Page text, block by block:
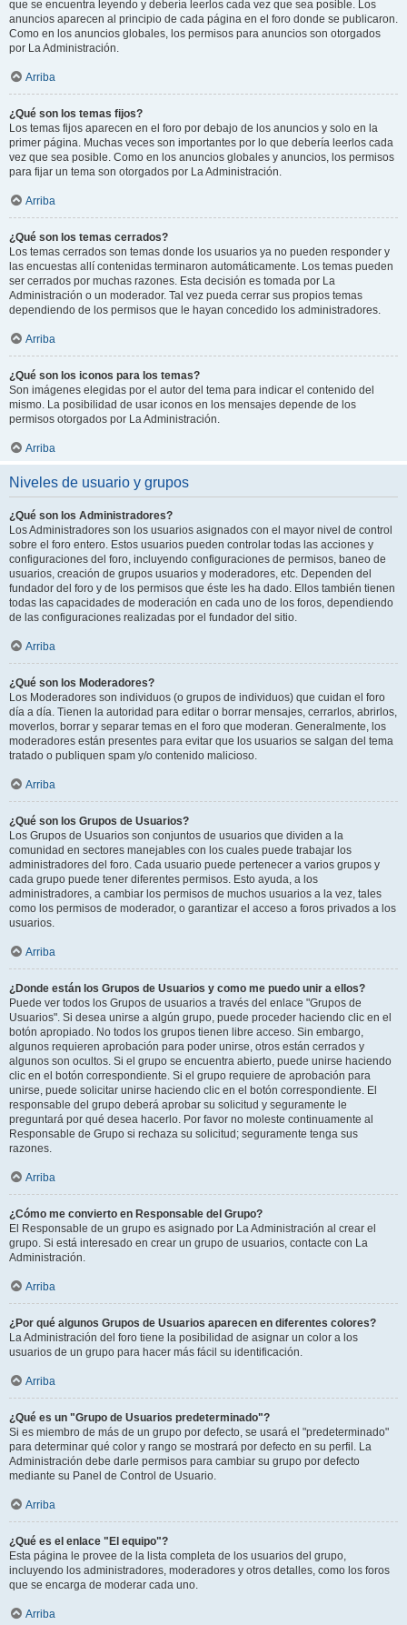
que se encuentra leyendo y debería leerlos cada vez que sea posible. Los
anuncios aparecen al principio de cada página en el foro donde se publicaron.
Como en los anuncios globales, los permisos para anuncios son otorgados
por La Administración.
Arriba
¿Qué son los temas fijos?
Los temas fijos aparecen en el foro por debajo de los anuncios y solo en la
primer página. Muchas veces son importantes por lo que debería leerlos cada
vez que sea posible. Como en los anuncios globales y anuncios, los permisos
para fijar un tema son otorgados por La Administración.
Arriba
¿Qué son los temas cerrados?
Los temas cerrados son temas donde los usuarios ya no pueden responder y
las encuestas allí contenidas terminaron automáticamente. Los temas pueden
ser cerrados por muchas razones. Esta decisión es tomada por La
Administración o un moderador. Tal vez pueda cerrar sus propios temas
dependiendo de los permisos que le hayan concedido los administradores.
Arriba
¿Qué son los iconos para los temas?
Son imágenes elegidas por el autor del tema para indicar el contenido del
mismo. La posibilidad de usar iconos en los mensajes depende de los
permisos otorgados por La Administración.
Arriba
Niveles de usuario y grupos
¿Qué son los Administradores?
Los Administradores son los usuarios asignados con el mayor nivel de control
sobre el foro entero. Estos usuarios pueden controlar todas las acciones y
configuraciones del foro, incluyendo configuraciones de permisos, baneo de
usuarios, creación de grupos usuarios y moderadores, etc. Dependen del
fundador del foro y de los permisos que éste les ha dado. Ellos también tienen
todas las capacidades de moderación en cada uno de los foros, dependiendo
de las configuraciones realizadas por el fundador del sitio.
Arriba
¿Qué son los Moderadores?
Los Moderadores son individuos (o grupos de individuos) que cuidan el foro
día a día. Tienen la autoridad para editar o borrar mensajes, cerrarlos, abrirlos,
moverlos, borrar y separar temas en el foro que moderan. Generalmente, los
moderadores están presentes para evitar que los usuarios se salgan del tema
tratado o publiquen spam y/o contenido malicioso.
Arriba
¿Qué son los Grupos de Usuarios?
Los Grupos de Usuarios son conjuntos de usuarios que dividen a la
comunidad en sectores manejables con los cuales puede trabajar los
administradores del foro. Cada usuario puede pertenecer a varios grupos y
cada grupo puede tener diferentes permisos. Esto ayuda, a los
administradores, a cambiar los permisos de muchos usuarios a la vez, tales
como los permisos de moderador, o garantizar el acceso a foros privados a los
usuarios.
Arriba
¿Donde están los Grupos de Usuarios y como me puedo unir a ellos?
Puede ver todos los Grupos de usuarios a través del enlace "Grupos de
Usuarios". Si desea unirse a algún grupo, puede proceder haciendo clic en el
botón apropiado. No todos los grupos tienen libre acceso. Sin embargo,
algunos requieren aprobación para poder unirse, otros están cerrados y
algunos son ocultos. Si el grupo se encuentra abierto, puede unirse haciendo
clic en el botón correspondiente. Si el grupo requiere de aprobación para
unirse, puede solicitar unirse haciendo clic en el botón correspondiente. El
responsable del grupo deberá aprobar su solicitud y seguramente le
preguntará por qué desea hacerlo. Por favor no moleste continuamente al
Responsable de Grupo si rechaza su solicitud; seguramente tenga sus
razones.
Arriba
¿Cómo me convierto en Responsable del Grupo?
El Responsable de un grupo es asignado por La Administración al crear el
grupo. Si está interesado en crear un grupo de usuarios, contacte con La
Administración.
Arriba
¿Por qué algunos Grupos de Usuarios aparecen en diferentes colores?
La Administración del foro tiene la posibilidad de asignar un color a los
usuarios de un grupo para hacer más fácil su identificación.
Arriba
¿Qué es un "Grupo de Usuarios predeterminado"?
Si es miembro de más de un grupo por defecto, se usará el "predeterminado"
para determinar qué color y rango se mostrará por defecto en su perfil. La
Administración debe darle permisos para cambiar su grupo por defecto
mediante su Panel de Control de Usuario.
Arriba
¿Qué es el enlace "El equipo"?
Esta página le provee de la lista completa de los usuarios del grupo,
incluyendo los administradores, moderadores y otros detalles, como los foros
que se encarga de moderar cada uno.
Arriba